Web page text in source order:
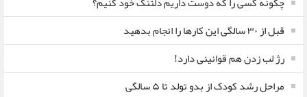
قبل از ۳۰ سالگی این کارها را انجام بدهید
رژ لب زدن هم قوانینی دارد!
مراحل رشد کودک از بدو تولد تا ۵ سالگی